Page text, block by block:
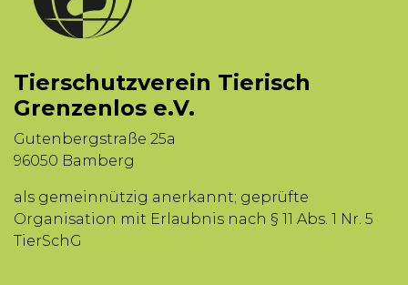
Tierschutzverein Tierisch
Grenzenlos e.V.
Gutenbergstraße 25a
96050 Bamberg
als gemeinnützig anerkannt; geprüfte
Organisation mit Erlaubnis nach § 11 Abs. 1 Nr. 5
TierSchG